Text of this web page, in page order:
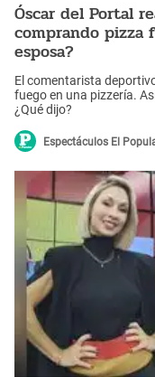
Óscar del Portal
comprando pizza
esposa?
El comentarista
fuego en una pizzería.
¿Qué dijo?
Espectáculos El